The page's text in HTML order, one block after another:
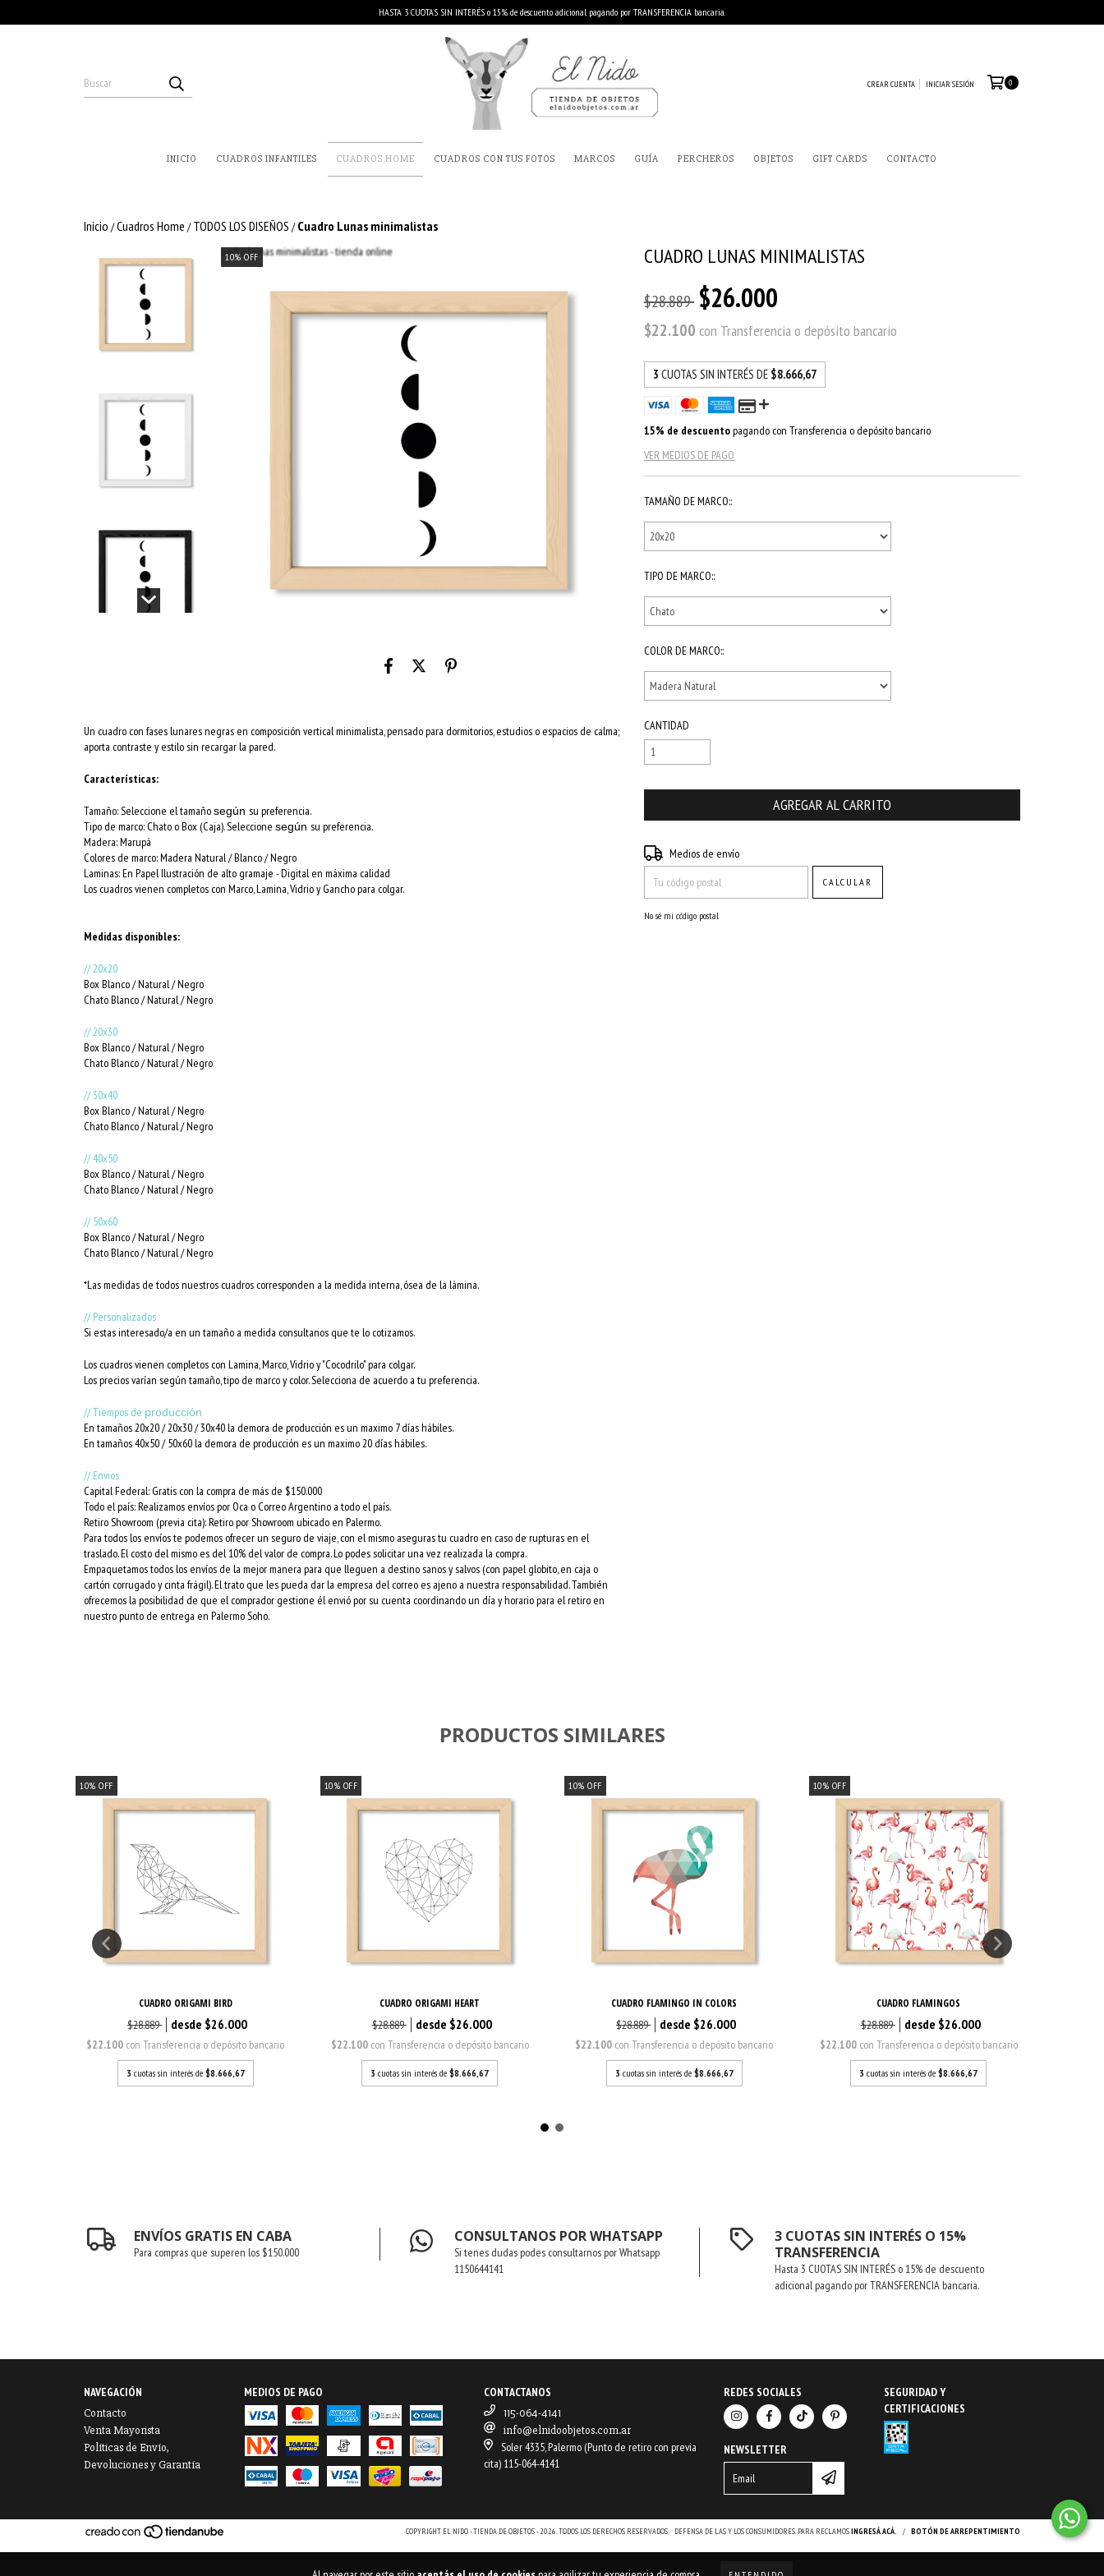
HASTA 3 CUOTAS SIN INTERÉS o 15% de descuento adicional pagando por TRANSFERENCIA bancaria.
CREAR CUENTA INICIAR SESIÓN 0
INICIO CUADROS INFANTILES CUADROS HOME CUADROS CON TUS FOTOS MARCOS GUÍA PERCHEROS OBJETOS GIFT CARDS CONTACTO
Inicio /Cuadros Home / TODOS LOS DISEÑOS / Cuadro Lunas minimalistas
10%OFF
Un cuadro con fases lunares negras en composición vertical minimalista, pensado para dormitorios, estudios o espacios de calma;
aporta contraste y estilo sin recargar la pared.
Características:
Tamaño: Seleccione el tamañosegún su preferencia.
Tipo de marco: Chato o Box (Caja). Seleccione según su preferencia.
Madera: Marupá
Colores de marco:Madera Natural / Blanco / Negro
Laminas: En Papel Ilustración de alto gramaje - Digital en máxima calidad
Los cuadros vienen completos con Marco, Lamina, Vidrio y Gancho para colgar.
Medidas disponibles:
// 20x20
Box Blanco / Natural / Negro
Chato Blanco / Natural / Negro
// 20x30
Box Blanco / Natural / Negro
Chato Blanco / Natural / Negro
// 30x40
Box Blanco / Natural / Negro
Chato Blanco / Natural / Negro
// 40x50
Box Blanco / Natural / Negro
Chato Blanco / Natural / Negro
// 50x60
Box Blanco / Natural / Negro
Chato Blanco / Natural / Negro
*Las medidas de todos nuestros cuadros corresponden a la medida interna, ósea de la lámina.
// Personalizados
Si estas interesado/a en un tamaño a medida consultanos que te lo cotizamos.
Los cuadros vienen completos con Lamina, Marco, Vidrio y "Cocodrilo" para colgar.
Los precios varían según tamaño, tipo de marco y color. Selecciona de acuerdo a tu preferencia.
// Tiempos de producción
En tamaños 20x20 / 20x30 / 30x40 la demora de producción es un maximo 7 días hábiles.
En tamaños 40x50 / 50x60 la demora de producción es un maximo 20 días hábiles.
// Envios
Capital Federal: Gratis con la compra de más de $150.000
Todo el país: Realizamos envíos por Oca o Correo Argentino a todo el país.
Retiro Showroom (previa cita): Retiro por Showroom ubicado en Palermo.
Para todos los envíos te podemos ofrecer un seguro de viaje, con el mismo aseguras tu cuadro en caso de rupturas en el
traslado. El costo del mismo es del 10% del valor de compra. Lo podes solicitar una vez realizada la compra.
Empaquetamos todos los envíos de la mejor manera para que lleguen a destino sanos y salvos (con papel globito, en caja o
cartón corrugado y cinta frágil). El trato que les pueda dar la empresa del correo es ajeno a nuestra responsabilidad. También
ofrecemos la posibilidad de que el comprador gestione él envió por su cuenta coordinando un día y horario para el retiro en
nuestro punto de entrega en Palermo Soho.
CUADRO LUNAS MINIMALISTAS
$28.889 $26.000
$22.100con Transferencia o depósito bancario
3 CUOTAS SIN INTERÉS DE $8.666,67
15% de descuentopagando con Transferencia o depósito bancario
VER MEDIOS DE PAGO
TAMAÑO DE MARCO::
TIPO DE MARCO::
COLOR DE MARCO::
CANTIDAD
Entregas para el CP:
Medios de envío
CALCULAR
No sé mi código postal
PRODUCTOS SIMILARES
10% OFF
CUADRO ORIGAMI BIRD
$28.889 $26.000
$22.100 con Transferencia o depósito bancario
3 cuotas sin interés de $8.666,67
10% OFF
CUADRO ORIGAMI HEART
$28.889 $26.000
$22.100 con Transferencia o depósito bancario
3 cuotas sin interés de$8.666,67
10% OFF
CUADRO FLAMINGO IN COLORS
$28.889 $26.000
$22.100 con Transferencia o depósito bancario
3 cuotas sin interés de $8.666,67
10% OFF
CUADRO FLAMINGOS
$28.889 $26.000
$22.100 con Transferencia o depósito bancario
3 cuotas sin interés de$8.666,67
ENVÍOS GRATIS EN CABA
Para compras que superen los $150.000
CONSULTANOS POR WHATSAPP
Si tenes dudas podes consultarnos por Whatsapp
1150644141
3 CUOTAS SIN INTERÉS O 15%
TRANSFERENCIA
Hasta 3 CUOTAS SIN INTERÉS o 15% de descuento
adicional pagando por TRANSFERENCIA bancaria.
NAVEGACIÓN
Contacto
Venta Mayorista
Políticas de Envío,
Devoluciones y Garantía
MEDIOS DE PAGO CONTACTANOS
115-064-4141
info@elnidoobjetos.com.ar
Soler 4335, Palermo (Punto de retiro con previa
cita) 115-064-4141
REDES SOCIALES
NEWSLETTER
SEGURIDAD Y
CERTIFICACIONES
COPYRIGHT EL NIDO - TIENDA DE OBJETOS - 2026. TODOS LOS DERECHOS RESERVADOS. DEFENSA DE LAS Y LOS CONSUMIDORES. PARA RECLAMOSINGRESÁ ACÁ. / BOTÓN DE ARREPENTIMIENTO